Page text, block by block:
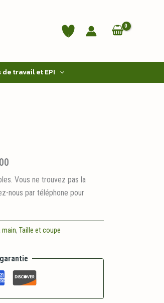
travail et EPI
Vous ne trouvez pas la
nous par téléphone pour
main,Taille et coupe